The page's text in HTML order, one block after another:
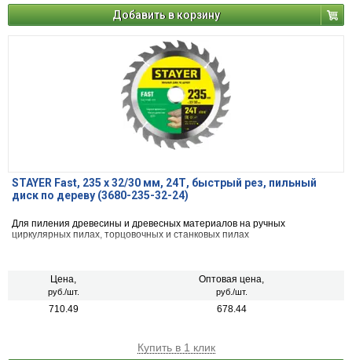
Добавить в корзину
STAYER Fast, 235 x 32/30 мм, 24Т, быстрый рез, пильный
диск по дереву (3680-235-32-24)
Для пиления древесины и древесных материалов на ручных
циркулярных пилах, торцовочных и станковых пилах
Цена,
руб./шт.
Оптовая цена,
руб./шт.
710.49 678.44
Купить в 1 клик